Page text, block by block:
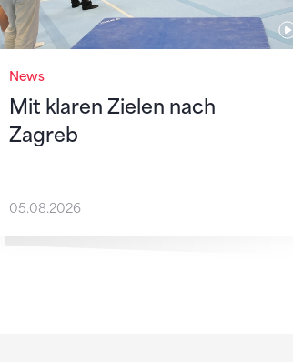
News
Mit klaren Zielen nach
Zagreb
05.08.2026